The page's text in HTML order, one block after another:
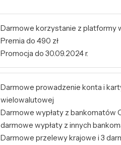
Darmowe korzystanie z platformy
Premia do 490 zł
Promocja do 30.09.2024 r.
Darmowe prowadzenie konta i
wielowalutowej
Darmowe wypłaty z bankomatów
darmowe wypłaty z innych
Darmowe przelewy krajowe i 3